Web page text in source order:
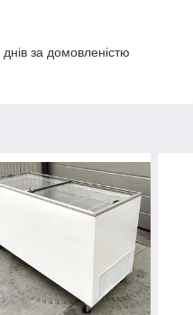
за домовленістю